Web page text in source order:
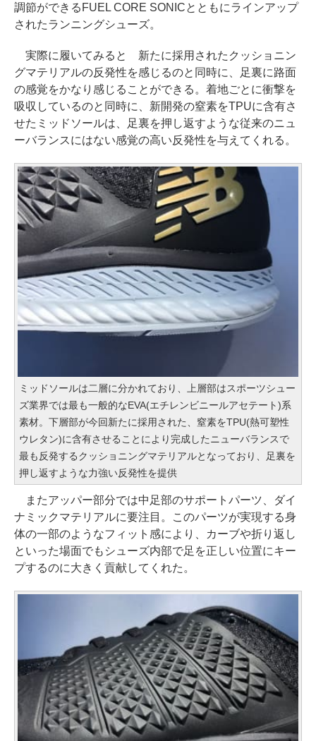
調節ができるFUEL CORE SONICとともにラインアップ
されたランニングシューズ。
実際に履いてみると 新たに採用されたクッショニン
グマテリアルの反発性を感じるのと同時に、足裏に路面
の感覚をかなり感じることができる。着地ごとに衝撃を
吸収しているのと同時に、新開発の窒素をTPUに含有さ
せたミッドソールは、足裏を押し返すような従来のニュ
ーバランスにはない感覚の高い反発性を与えてくれる。
ミッドソールは二層に分かれており、上層部はスポーツシュー
ズ業界では最も一般的なEVA(エチレンビニールアセテート)系
素材。下層部が今回新たに採用された、窒素をTPU(熱可塑性
ウレタン)に含有させることにより完成したニューバランスで
最も反発するクッショニングマテリアルとなっており、足裏を
押し返すような力強い反発性を提供
またアッパー部分では中足部のサポートパーツ、ダイ
ナミックマテリアルに要注目。このパーツが実現する身
体の一部のようなフィット感により、カーブや折り返し
といった場面でもシューズ内部で足を正しい位置にキー
プするのに大きく貢献してくれた。